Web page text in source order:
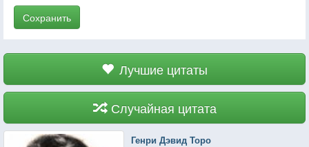
Сохранить
Лучшие цитаты
Случайная цитата
Генри Дэвид Торо